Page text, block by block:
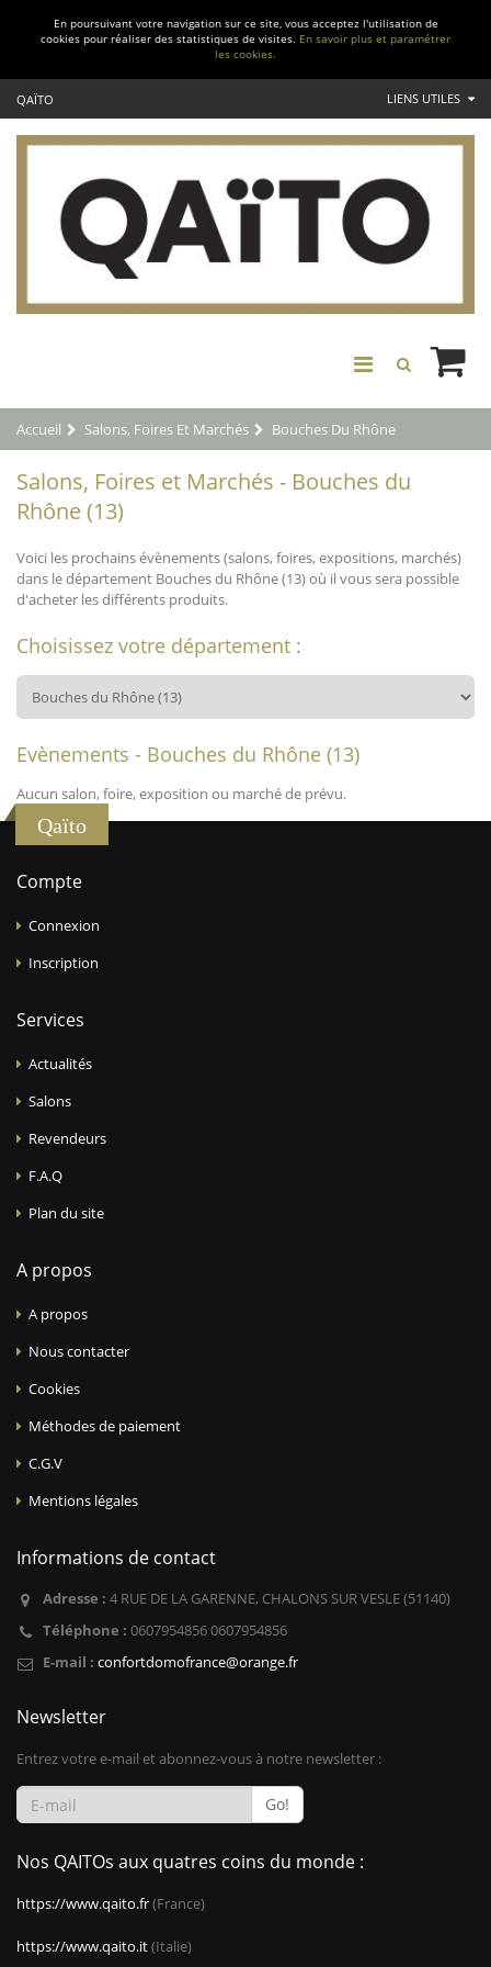
En poursuivant votre navigation sur ce site, vous acceptez l'utilisation de
cookies pour réaliser des statistiques de visites. En savoir plus et paramétrer
les cookies.
QAÏTO LIENS UTILES
Accueil Salons, Foires Et Marchés Bouches Du Rhône
Salons, Foires et Marchés - Bouches du
Rhône (13)
Voici les prochains évènements (salons, foires, expositions, marchés)
dans le département Bouches du Rhône (13) où il vous sera possible
d'acheter les différents produits.
Choisissez votre département :
Evènements - Bouches du Rhône (13)
Aucun salon, foire, exposition ou marché de prévu.
Qaïto
Compte
Connexion
Inscription
Services
Actualités
Salons
Revendeurs
F.A.Q
Plan du site
A propos
A propos
Nous contacter
Cookies
Méthodes de paiement
C.G.V
Mentions légales
Informations de contact
Adresse : 4 RUE DE LA GARENNE, CHALONS SUR VESLE (51140)
Téléphone : 0607954856 0607954856
E-mail : confortdomofrance@orange.fr
Newsletter
Entrez votre e-mail et abonnez-vous à notre newsletter :
Go!
Nos QAITOs aux quatres coins du monde :
https://www.qaito.fr(France)
https://www.qaito.it(Italie)